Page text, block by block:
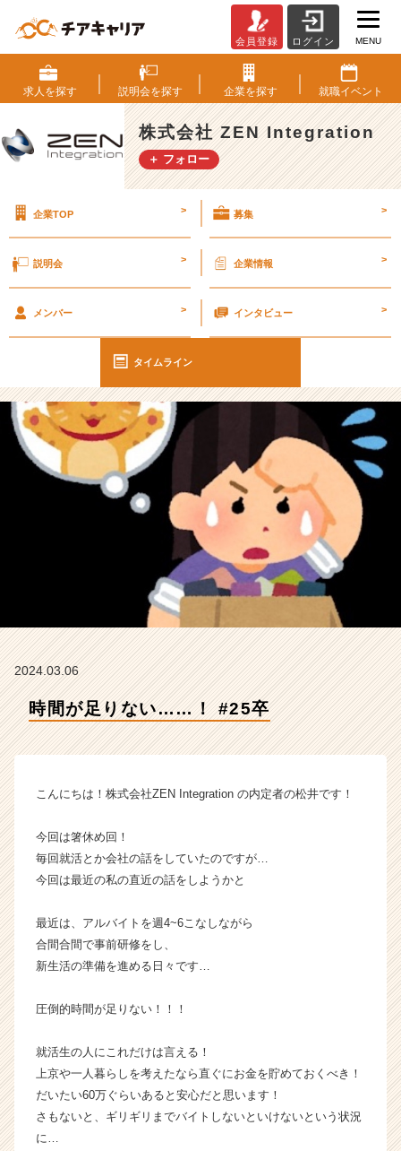
間
が
足
り
な
い……！
卒
会
N
I
n
t
e
g
a
の
タ
イ
ン】
|
ャ
長
企
か
ら
ス
カ
ト
届
就
活
サ
会員登録 ログイン MENU
求人を探す 説明会を探す 企業を探す 就職イベント
株式会社 ZEN Integration
＋ フォロー
企業TOP > 募集 >
説明会 > 企業情報 >
メンバー > インタビュー >
タイムライン
2024.03.06
時間が足りない……！ #25卒
こんにちは！株式会社ZEN Integration の内定者の松井です！
今回は箸休め回！
毎回就活とか会社の話をしていたのですが…
今回は最近の私の直近の話をしようかと
最近は、アルバイトを週4~6こなしながら
合間合間で事前研修をし、
新生活の準備を進める日々です…
圧倒的時間が足りない！！！
就活生の人にこれだけは言える！
上京や一人暮らしを考えたなら直ぐにお金を貯めておくべき！
だいたい60万ぐらいあると安心だと思います！
さもないと、ギリギリまでバイトしないといけないという状況
に…